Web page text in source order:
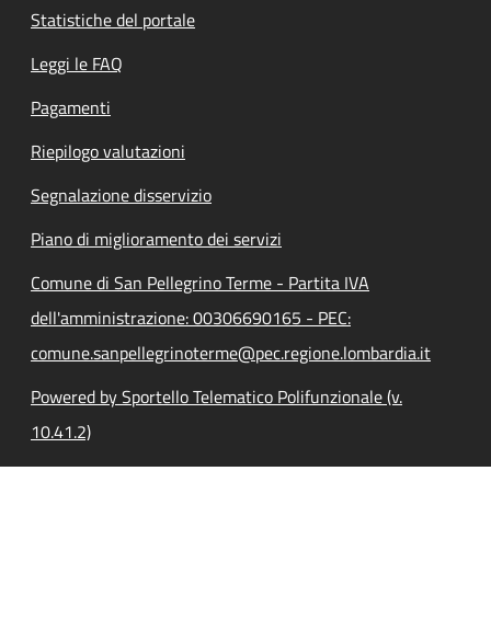
Statistiche del portale
Leggi le FAQ
Pagamenti
Riepilogo valutazioni
Segnalazione disservizio
Piano di miglioramento dei servizi
Comune di San Pellegrino Terme - Partita IVA
dell'amministrazione: 00306690165 - PEC:
comune.sanpellegrinoterme@pec.regione.lombardia.it
Powered by Sportello Telematico Polifunzionale (v.
10.41.2)